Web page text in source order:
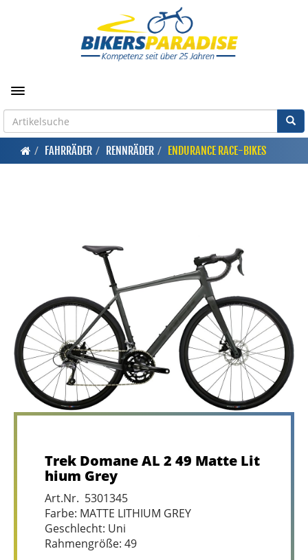
Toggle navigation
FAHRRÄDER RENNRÄDER ENDURANCE RACE-BIKES
Trek Domane AL 2 49 Matte Lit
hium Grey
Art.Nr. 5301345
Farbe: MATTE LITHIUM GREY
Geschlecht: Uni
Rahmengröße: 49